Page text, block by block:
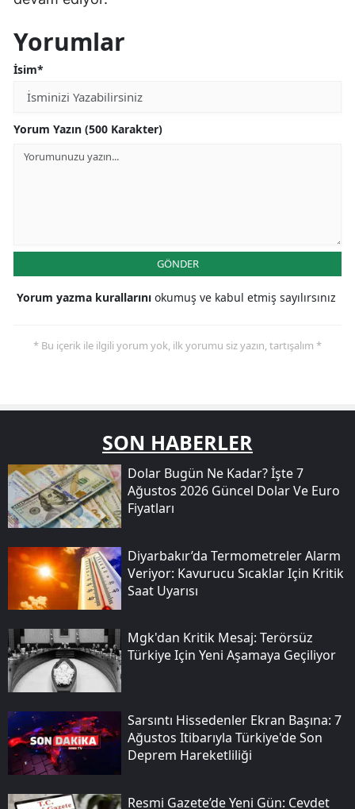
Yorumlar
İsim*
Yorum Yazın (500 Karakter)
GÖNDER
Yorum yazma kurallarını okumuş ve kabul etmiş sayılırsınız
* Bu içerik ile ilgili yorum yok, ilk yorumu siz yazın, tartışalım *
SON HABERLER
Dolar Bugün Ne Kadar? İşte 7
Ağustos 2026 Güncel Dolar Ve Euro
Fiyatları
Diyarbakır’da Termometreler Alarm
Veriyor: Kavurucu Sıcaklar Için Kritik
Saat Uyarısı
Mgk'dan Kritik Mesaj: Terörsüz
Türkiye Için Yeni Aşamaya Geçiliyor
Sarsıntı Hissedenler Ekran Başına: 7
Ağustos Itibarıyla Türkiye'de Son
Deprem Hareketliliği
Resmi Gazete’de Yeni Gün: Cevdet